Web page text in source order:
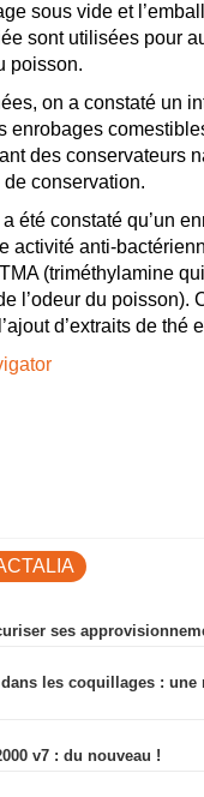
sous vide et
sont utilisées pour
poisson.
on a constaté un
enrobages
des conservateurs
conservation.
été constaté qu’un
activité anti-
(triméthylamine
l’odeur du poisson).
d’extraits de thé
ses
dans les coquillages :
v7 : du nouveau !